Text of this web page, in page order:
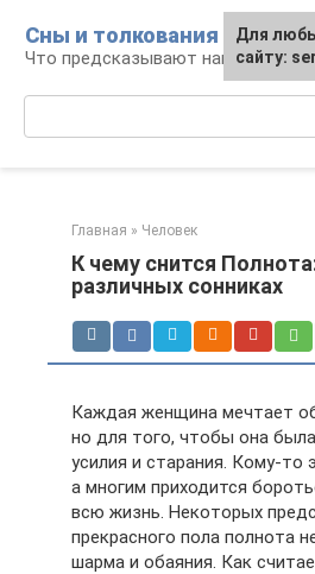
контенту
Сны и толкования
Что предсказывают нам наши сны
Главная » Человек
К чему снится
различных сонниках
Каждая женщина мечтает
но для того, чтобы она
усилия и старания. Кому-то
а многим приходится
всю жизнь. Некоторых
прекрасного пола полнота
шарма и обаяния. Как
Для
сайту: